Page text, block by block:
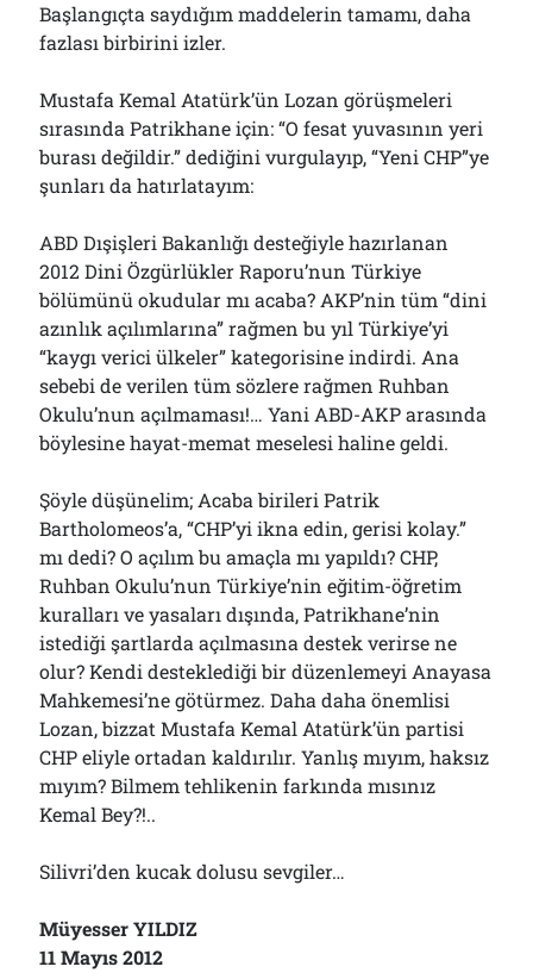
Başlangıçta saydığım maddelerin tamamı, daha
fazlası birbirini izler.
Mustafa Kemal Atatürk’ün Lozan görüşmeleri
sırasında Patrikhane için: “O fesat yuvasının yeri
burası değildir.” dediğini vurgulayıp, “Yeni CHP”ye
şunları da hatırlatayım:
ABD Dışişleri Bakanlığı desteğiyle hazırlanan
2012 Dini Özgürlükler Raporu’nun Türkiye
bölümünü okudular mı acaba? AKP’nin tüm “dini
azınlık açılımlarına” rağmen bu yıl Türkiye’yi
“kaygı verici ülkeler” kategorisine indirdi. Ana
sebebi de verilen tüm sözlere rağmen Ruhban
Okulu’nun açılmaması!… Yani ABD-AKP arasında
böylesine hayat-memat meselesi haline geldi.
Şöyle düşünelim; Acaba birileri Patrik
Bartholomeos’a, “CHP’yi ikna edin, gerisi kolay.”
mı dedi? O açılım bu amaçla mı yapıldı? CHP,
Ruhban Okulu’nun Türkiye’nin eğitim-öğretim
kuralları ve yasaları dışında, Patrikhane’nin
istediği şartlarda açılmasına destek verirse ne
olur? Kendi desteklediği bir düzenlemeyi Anayasa
Mahkemesi’ne götürmez. Daha daha önemlisi
Lozan, bizzat Mustafa Kemal Atatürk’ün partisi
CHP eliyle ortadan kaldırılır. Yanlış mıyım, haksız
mıyım? Bilmem tehlikenin farkında mısınız
Kemal Bey?!..
Silivri’den kucak dolusu sevgiler…
Müyesser YILDIZ
11 Mayıs 2012